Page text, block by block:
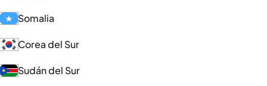
Somalia
Corea del Sur
Sudán del Sur